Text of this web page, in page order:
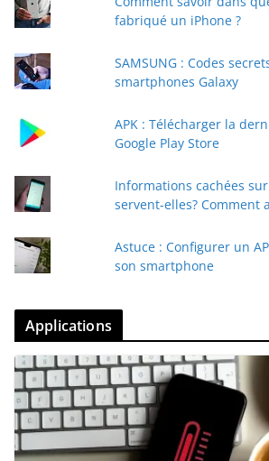
fabriqué un iPhone ?
SAMSUNG : Codes
smartphones Galaxy
APK : Télécharger la
Google Play Store
Informations cachées
servent-elles? Comment
Astuce : Configurer un
son smartphone
Applications